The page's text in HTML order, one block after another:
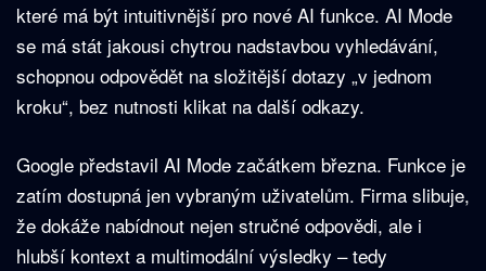
které má být intuitivnější pro nové AI funkce. AI Mode
se má stát jakousi chytrou nadstavbou vyhledávání,
schopnou odpovědět na složitější dotazy „v jednom
kroku“, bez nutnosti klikat na další odkazy.
Google představil AI Mode začátkem března. Funkce je
zatím dostupná jen vybraným uživatelům. Firma slibuje,
že dokáže nabídnout nejen stručné odpovědi, ale i
hlubší kontext a multimodální výsledky – tedy